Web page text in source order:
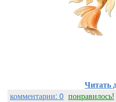
Читать
комментарии: 0 понравилось!